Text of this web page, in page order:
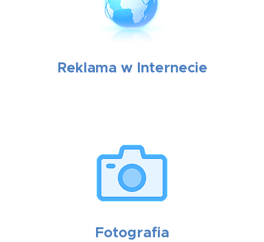
Reklama w Internecie
Fotografia